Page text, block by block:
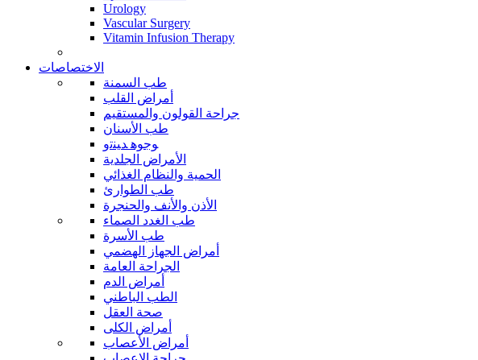
Urology
Vascular Surgery
Vitamin Infusion Therapy
الاختصاصات
طب السمنة
أمراض القلب
جراحة القولون والمستقيم
طب الأسنان
ﻮﺟﻮﻫ ﺪﻴﻨﺗﻭ
الأمراض الجلدية
الحمية والنظام الغذائي
طب الطوارئ
الأذن والأنف والحنجرة
طب الغدد الصماء
طب الأسرة
أمراض الجهاز الهضمي
الجراحة العامة
أمراض الدم
الطب الباطني
صحة العقل
أمراض الكلى
أمراض الأعصاب